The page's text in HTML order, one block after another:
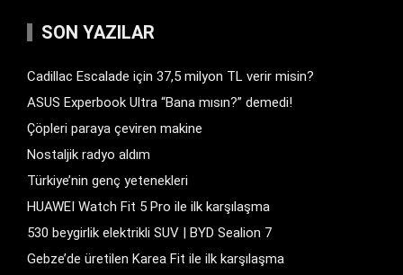
SON YAZILAR
Cadillac Escalade için 37,5 milyon TL verir misin?
ASUS Experbook Ultra “Bana mısın?” demedi!
Çöpleri paraya çeviren makine
Nostaljik radyo aldım
Türkiye’nin genç yetenekleri
HUAWEI Watch Fit 5 Pro ile ilk karşılaşma
530 beygirlik elektrikli SUV | BYD Sealion 7
Gebze’de üretilen Karea Fit ile ilk karşılaşma